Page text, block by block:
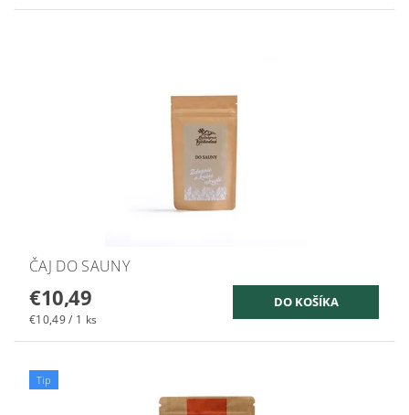
ČAJ DO SAUNY
€10,49
€10,49 / 1 ks
Tip